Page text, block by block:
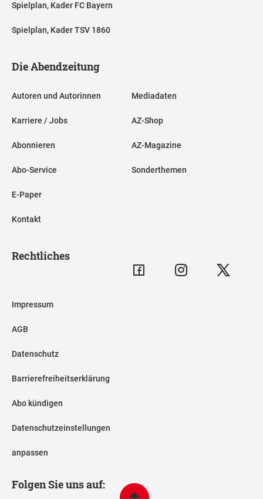
Spielplan, Kader FC Bayern
Spielplan, Kader TSV 1860
Die Abendzeitung
Autoren und Autorinnen
Karriere / Jobs
Abonnieren
Abo-Service
E-Paper
Kontakt
Mediadaten
AZ-Shop
AZ-Magazine
Sonderthemen
Rechtliches
Impressum
AGB
Datenschutz
Barrierefreiheitserklärung
Abo kündigen
Datenschutzeinstellungen
anpassen
Folgen Sie uns auf: